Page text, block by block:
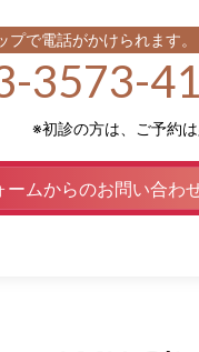
3573-
※初診の方は、ご予約は
ームからのお問い合わ